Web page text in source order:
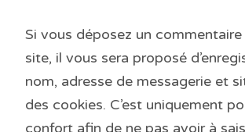
Si vous déposez un
site, il vous sera proposé
nom, adresse de messagerie et
des cookies. C’est uniquement
confort afin de ne pas avoir à